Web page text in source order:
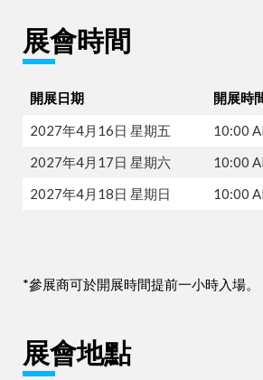
展會時間
開展日期
開展時
2027年4月16日 星期五
10:00
2027年4月17日 星期六
10:00
2027年4月18日 星期日
10:00
*參展商可於開展時間提前一小時入場。
展會地點